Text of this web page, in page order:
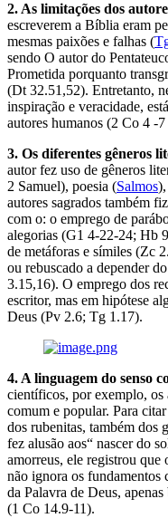
2. As limitações dos
escreverem a Bíblia eram
mesmas paixões e falhas (
sendo O autor do
Prometida porquanto
(Dt 32.51,52). Entretanto,
inspiração e veracidade,
autores humanos (2 Co 4 -7
3. Os diferentes gêneros
autor fez uso de gêneros
2 Samuel), poesia (Salmos
autores sagrados também
com o: o emprego de
alegorias (G1 4-22-24; Hb
de metáforas e símiles (Zc
ou rebuscado a depender
3.15,16). O emprego dos
escritor, mas em hipótese
Deus (Pv 2.6; Tg 1.17).
4. A linguagem do senso
científicos, por exemplo, os
comum e popular. Para
dos rubenitas, também dos
fez alusão aos“ nascer do
amorreus, ele registrou que
não ignora os fundamentos
da Palavra de Deus,
(1 Co 14.9-11).